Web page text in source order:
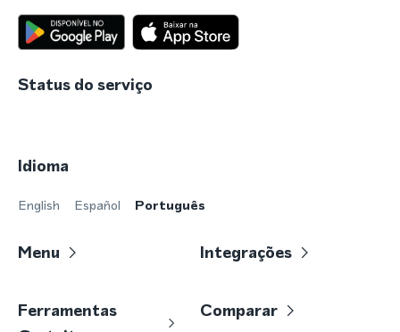
Status do serviço
Idioma
English Español Português
Menu Integrações
Ferramentas
Comparar